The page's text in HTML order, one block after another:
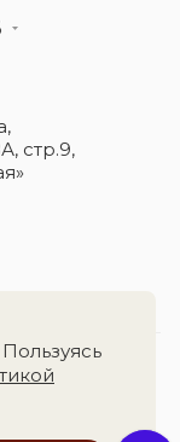
стр.9,